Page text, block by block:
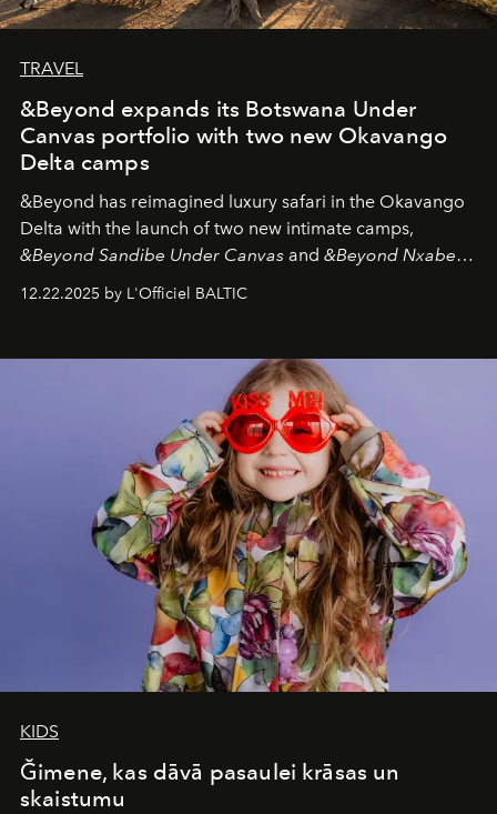
TRAVEL
&Beyond expands its Botswana Under
Canvas portfolio with two new Okavango
Delta camps
&Beyond has reimagined luxury safari in the Okavango
Delta with the launch of two new intimate camps,
&Beyond Sandibe Under Canvas and &Beyond Nxabega
Under Canvas
. Together with the newly refurbished
&Beyond Chobe Under Canvas
iconic wild places, a journey offering a rare combination
of adventure, intimacy, and sustainability.
is not a lodge — it’s the wild, felt, heard,
and breathed — an experience where comfort and
wilderness merge so completely that you become part
12.22.2025 by L'Officiel BALTIC
KIDS
Ğimene, kas dāvā pasaulei krāsas un
skaistumu